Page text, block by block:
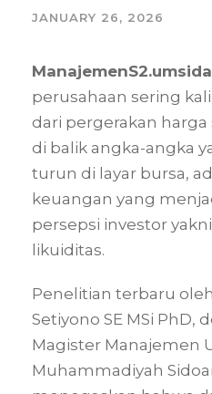
JANUARY 26, 2026
perusahaan sering
dari pergerakan
di balik angka-angka
turun di layar bursa,
keuangan yang
persepsi investor
likuiditas.
Penelitian terbaru
Setiyono SE MSi PhD,
Magister Manajemen
Muhammadiyah